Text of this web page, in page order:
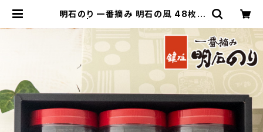
明石のり 一番摘み 明石の風 48枚×
トア